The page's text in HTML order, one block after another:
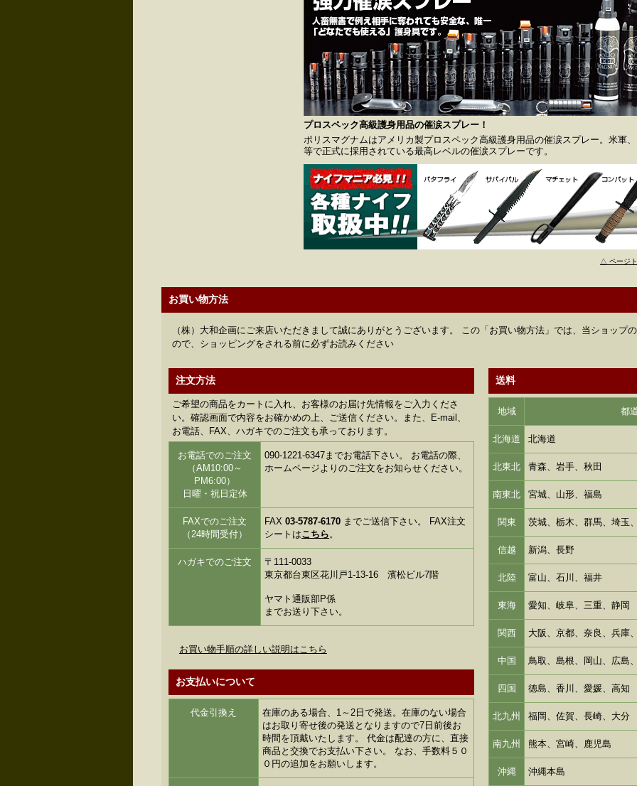
プロスペック高級護身用品の催涙スプレー！
ポリスマグナムはアメリカ製プロスペック高級護身用品の催涙スプレー。米軍
等で正式に採用されている最高レベルの催涙スプレーです。
△ ページ
お買い物方法
（株）大和企画にご来店いただきまして誠にありがとうございます。 この「お買い物方法」では、当ショップ
ので、ショッピングをされる前に必ずお読みください
注文方法
ご希望の商品をカートに入れ、お客様のお届け先情報をご入力くださ
い。確認画面で内容をお確かめの上、ご送信ください。また、E-mail、
お電話、FAX、ハガキでのご注文も承っております。
お電話でのご注文
（AM10:00～
PM6:00）
日曜・祝日定休
090-1221-6347までお電話下さい。 お電話の際、
ホームページよりのご注文をお知らせください。
FAXでのご注文
（24時間受付）
FAX 03-5787-6170 までご送信下さい。 FAX注文
シートはこちら 。
ハガキでのご注文
〒111-0033
東京都台東区花川戸1-13-16 濱松ビル7階
ヤマト通販部P係
までお送り下さい。
お買い物手順の詳しい説明はこちら
お支払いについて
代金引換え
在庫のある場合、1～2日で発送。在庫のない場合
はお取り寄せ後の発送となりますので7日前後お
時間を頂戴いたします。 代金は配達の方に、直接
商品と交換でお支払い下さい。 なお、手数料５０
０円の追加をお願いします。
送料
地域 都
北海道 北海道
北東北 青森、岩手、秋田
南東北 宮城、山形、福島
関東 茨城、栃木、群馬、埼玉
信越 新潟、長野
北陸 富山、石川、福井
東海 愛知、岐阜、三重、静岡
関西 大阪、京都、奈良、兵庫
中国 鳥取、島根、岡山、広島
四国 徳島、香川、愛媛、高知
北九州 福岡、佐賀、長崎、大分
南九州 熊本、宮崎、鹿児島
沖縄 沖縄本島